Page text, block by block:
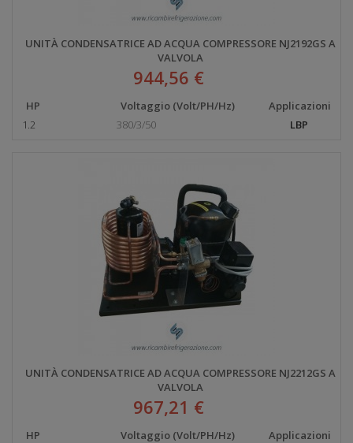
UNITÀ CONDENSATRICE AD ACQUA COMPRESSORE NJ2192GS A
VALVOLA
944,56 €
HP Voltaggio (Volt/PH/Hz)
Applicazioni
1.2
380/3/50 LBP
UNITÀ CONDENSATRICE AD ACQUA COMPRESSORE NJ2212GS A
VALVOLA
967,21 €
HP Voltaggio (Volt/PH/Hz)
Applicazioni